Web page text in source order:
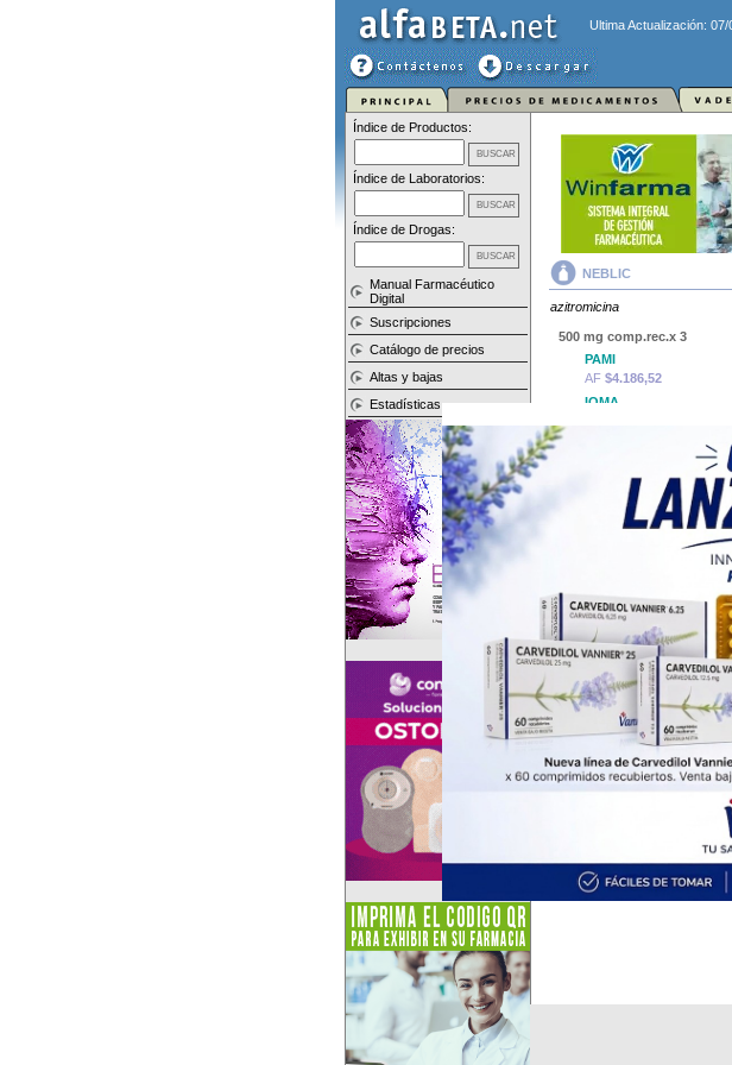
Ultima Actualización: 07/
Índice de Productos:
Índice de Laboratorios:
Índice de Drogas:
Manual Farmacéutico
Digital
Suscripciones
Catálogo de precios
Altas y bajas
Estadísticas
NEBLIC
azitromicina
500 mg comp.rec.x 3
PAMI
AF $4.186,52
IOMA
$6.632,36
NEBLICcontiene
porLazary
Algunas
Otros